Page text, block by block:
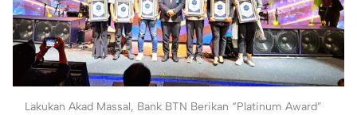
Lakukan Akad Massal, Bank BTN Berikan “Platinum Award”